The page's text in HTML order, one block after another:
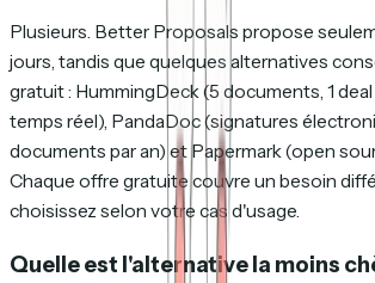
Plusieurs. Better Proposals propose
jours, tandis que quelques alternatives
gratuit : HummingDeck (5 documents, 1
temps réel), PandaDoc (signatures
documents par an) et Papermark (open
Chaque offre gratuite couvre un besoin
choisissez selon votre cas d'usage.
Quelle est l'alternative la moins